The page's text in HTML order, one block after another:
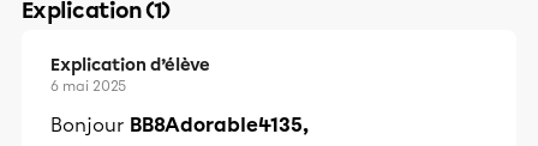
Explication (1)
Explication d’élève
6 mai 2025
Bonjour BB8Adorable4135,